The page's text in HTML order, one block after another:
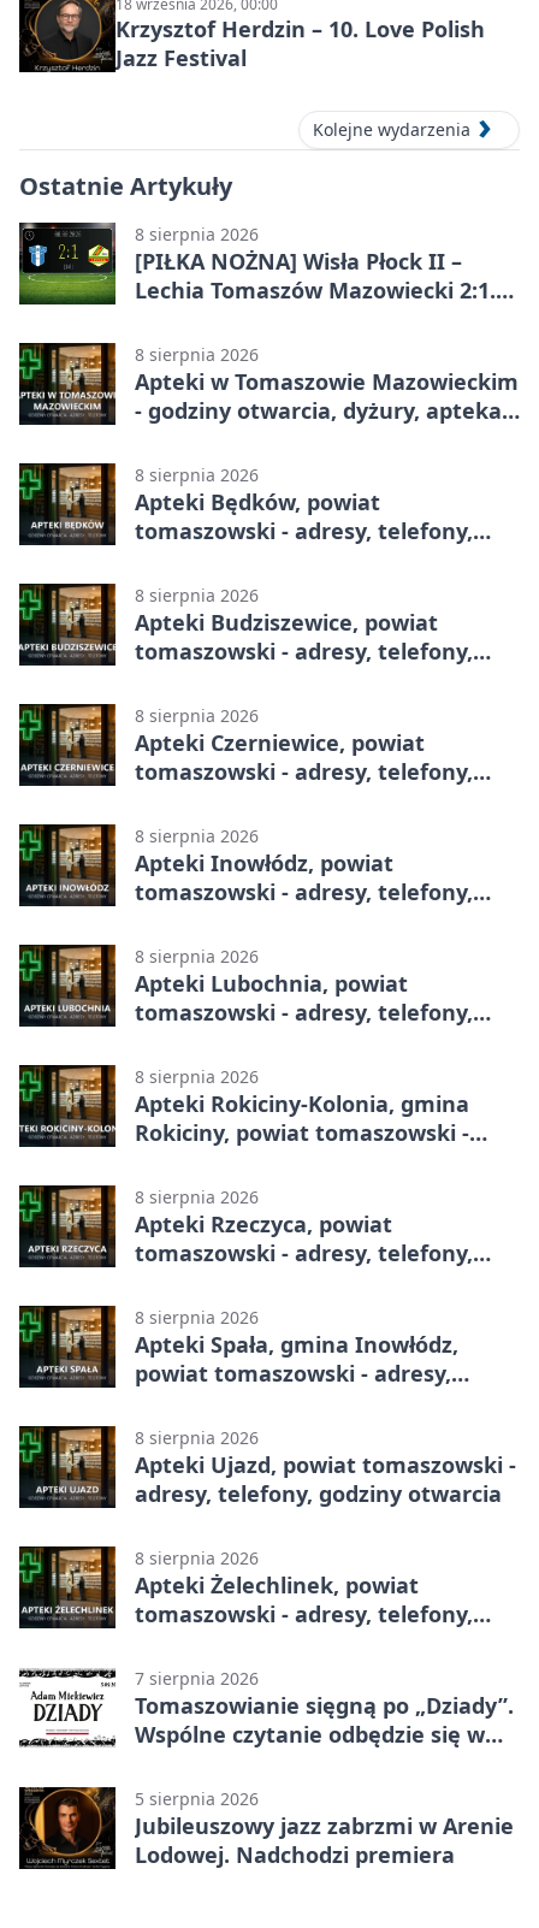
18 września 2026, 00:00
Krzysztof Herdzin – 10. Love Polish
Jazz Festival
Kolejne wydarzenia
Ostatnie Artykuły
8 sierpnia 2026
[PIŁKA NOŻNA] Wisła Płock II –
Lechia Tomaszów Mazowiecki 2:1.
w Betclic 3. Lidze Grupa 1 (Grupa I)
8 sierpnia 2026
Apteki w Tomaszowie Mazowieckim
- godziny otwarcia, dyżury, apteka
8 sierpnia 2026
Apteki Będków, powiat
tomaszowski - adresy, telefony,
8 sierpnia 2026
Apteki Budziszewice, powiat
tomaszowski - adresy, telefony,
8 sierpnia 2026
Apteki Czerniewice, powiat
tomaszowski - adresy, telefony,
8 sierpnia 2026
Apteki Inowłódz, powiat
tomaszowski - adresy, telefony,
8 sierpnia 2026
Apteki Lubochnia, powiat
tomaszowski - adresy, telefony,
8 sierpnia 2026
Apteki Rokiciny-Kolonia, gmina
Rokiciny, powiat tomaszowski -
8 sierpnia 2026
Apteki Rzeczyca, powiat
tomaszowski - adresy, telefony,
8 sierpnia 2026
Apteki Spała, gmina Inowłódz,
powiat tomaszowski - adresy,
8 sierpnia 2026
Apteki Ujazd, powiat tomaszowski -
adresy, telefony, godziny otwarcia
8 sierpnia 2026
Apteki Żelechlinek, powiat
tomaszowski - adresy, telefony,
7 sierpnia 2026
Tomaszowianie sięgną po „Dziady”.
Wspólne czytanie odbędzie się w
5 sierpnia 2026
Jubileuszowy jazz zabrzmi w Arenie
Lodowej. Nadchodzi premiera